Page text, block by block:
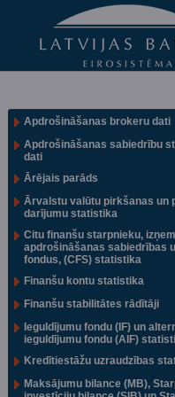
Apdrošināšanas brokeru dati
Apdrošināšanas sabiedrību
dati
Ārējais parāds
Ārvalstu valūtu pirkšanas un
darījumu statistika
Citu finanšu starpnieku,
apdrošināšanas sabiedrības
fondus, (CFS) statistika
Finanšu kontu statistika
Finanšu stabilitātes rādītāji
Ieguldījumu fondu (IF) un
ieguldījumu fondu (AIF)
Kredītiestāžu uzraudzības
Maksājumu bilance (MB),